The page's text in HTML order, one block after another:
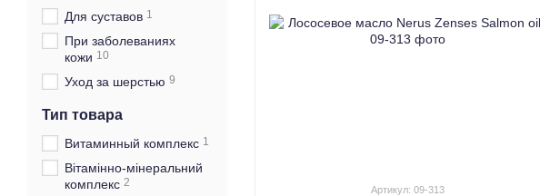
Артикул: 09-313
Для суставов 1
При заболеваниях
кожи 10
Уход за шерстью 9
Тип товара
Витаминный комплекс 1
Вітамінно-мінеральний
комплекс 2